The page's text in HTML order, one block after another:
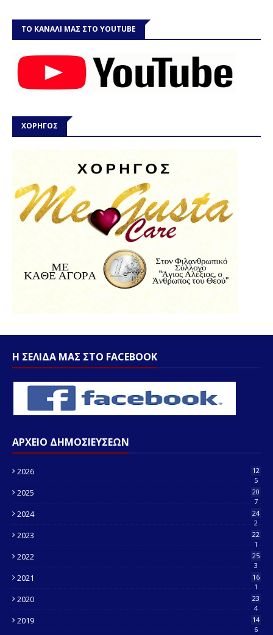
ΤΟ ΚΑΝΑΛΙ ΜΑΣ ΣΤΟ YOUTUBE
ΧΟΡΗΓΟΣ
Η ΣΕΛΙΔΑ ΜΑΣ ΣΤΟ FACEBOOK
ΑΡΧΕΙΟ ΔΗΜΟΣΙΕΥΣΕΩΝ
2026
12
5
2025
20
7
2024
24
2
2023
22
1
2022
25
3
2021
16
1
2020
23
4
2019
14
6